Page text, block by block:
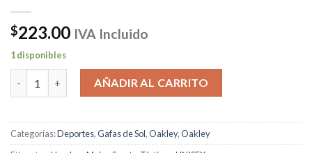
$223.00 IVA Incluido
1 disponibles
Oakley Lateralis Matte Olive Ink Prizm Ruby cantidad
AÑADIR AL CARRITO
Categorías:Deportes,Gafas de Sol,Oakley,Oakley